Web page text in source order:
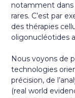
notamment dans
rares. C’est par
des thérapies
oligonucléotides
Nous voyons de
technologies
précision, de
(real world